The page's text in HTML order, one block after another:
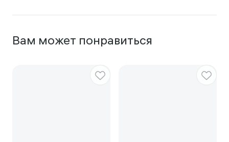
Вам может понравиться